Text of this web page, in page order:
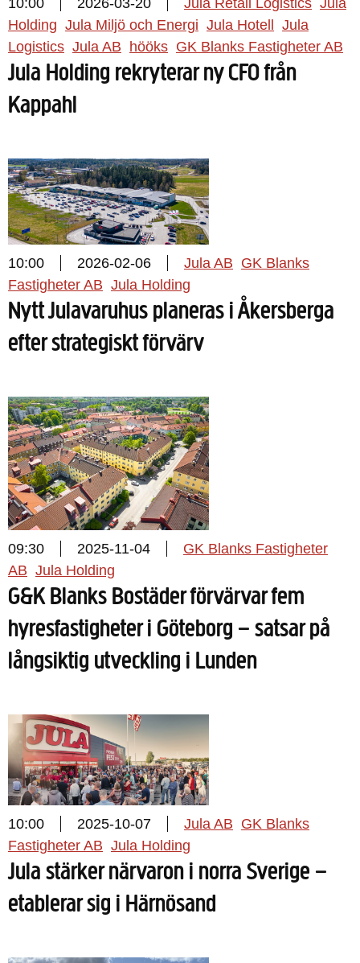
Holding Jula Miljö och Energi Jula Hotell Jula
Logistics Jula AB hööks GK Blanks Fastigheter AB
Jula Holding rekryterar ny CFO från
Kappahl
10:00 2026-02-06 Jula AB GK Blanks
Fastigheter AB Jula Holding
Nytt Julavaruhus planeras i Åkersberga
efter strategiskt förvärv
09:30 2025-11-04
GK Blanks Fastigheter
AB Jula Holding
G&K Blanks Bostäder förvärvar fem
hyresfastigheter i Göteborg – satsar på
långsiktig utveckling i Lunden
10:00 2025-10-07 Jula AB GK Blanks
Fastigheter AB Jula Holding
Jula stärker närvaron i norra Sverige –
etablerar sig i Härnösand